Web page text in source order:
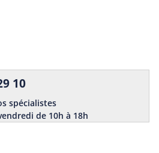
10
spécialistes
de 10h à 18h